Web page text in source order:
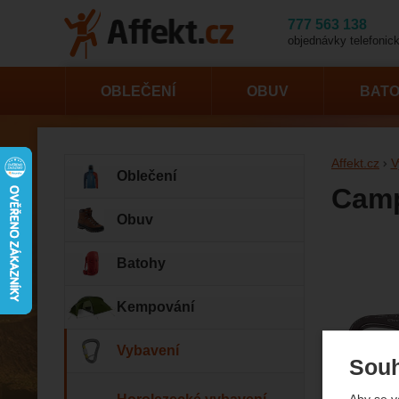
Affekt.cz
OBLEČENÍ OBUV
Oblečení
Obuv
Batohy
Kempování
Vybavení
777 563 138
objednávky